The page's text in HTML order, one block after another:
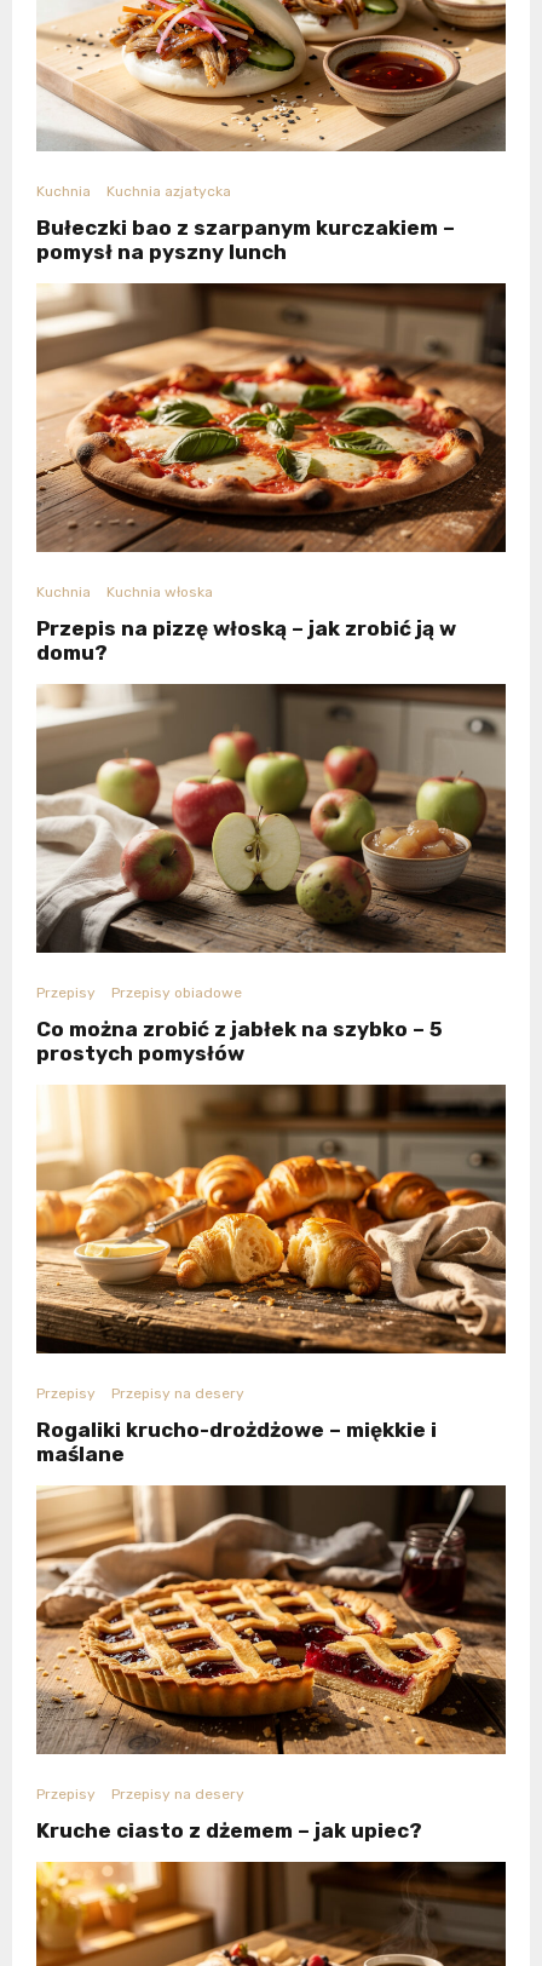
Kuchnia Kuchnia azjatycka
Bułeczki bao z szarpanym kurczakiem –
pomysł na pyszny lunch
Kuchnia Kuchnia włoska
Przepis na pizzę włoską – jak zrobić ją w
domu?
Przepisy Przepisy obiadowe
Co można zrobić z jabłek na szybko – 5
prostych pomysłów
Przepisy Przepisy na desery
Rogaliki krucho-drożdżowe – miękkie i
maślane
Przepisy Przepisy na desery
Kruche ciasto z dżemem – jak upiec?